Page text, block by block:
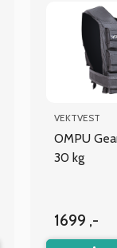
VEKTVEST
OMPU
30 kg
1699 ,-